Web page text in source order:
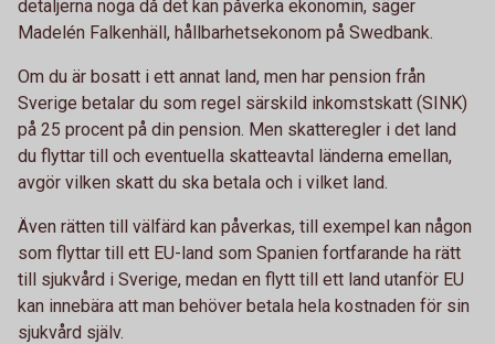
detaljerna noga då det kan påverka ekonomin, säger
Madelén Falkenhäll, hållbarhetsekonom på Swedbank.
Om du är bosatt i ett annat land, men har pension från
Sverige betalar du som regel särskild inkomstskatt (SINK)
på 25 procent på din pension. Men skatteregler i det land
du flyttar till och eventuella skatteavtal länderna emellan,
avgör vilken skatt du ska betala och i vilket land.
Även rätten till välfärd kan påverkas, till exempel kan någon
som flyttar till ett EU-land som Spanien fortfarande ha rätt
till sjukvård i Sverige, medan en flytt till ett land utanför EU
kan innebära att man behöver betala hela kostnaden för sin
sjukvård själv.